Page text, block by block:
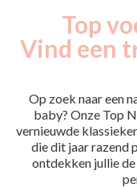
Top
Vind een
Op zoek naar een
baby? Onze Top
vernieuwde
die dit jaar razend
ontdekken jullie de